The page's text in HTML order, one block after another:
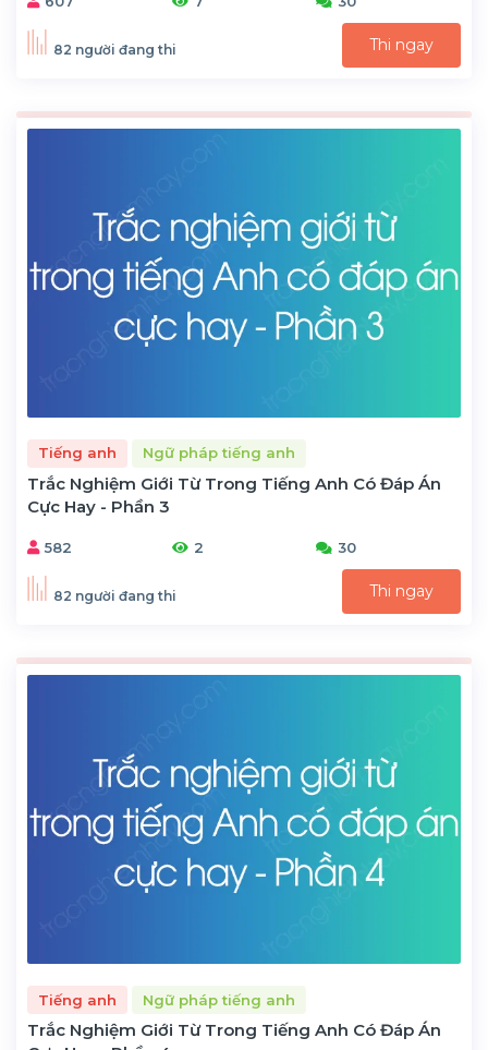
82 người đang thi Thi ngay
Tiếng anh Ngữ pháp tiếng anh
Trắc Nghiệm Giới Từ Trong Tiếng Anh Có Đáp Án
Cực Hay - Phần 3
582 2 30
82 người đang thi Thi ngay
Tiếng anh Ngữ pháp tiếng anh
Trắc Nghiệm Giới Từ Trong Tiếng Anh Có Đáp Án